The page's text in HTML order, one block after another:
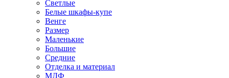
Светлые
Белые шкафы-купе
Венге
Размер
Маленькие
Большие
Средние
Отделка и материал
МДФ